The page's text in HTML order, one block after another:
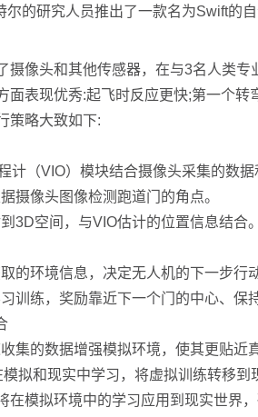
尔的研究人员推出了一款名为Swift的
摄像头和其他传感器，在与3名人类专
面表现优秀:起飞时反应更快;第一个
策略大致如下:
计（VIO）模块结合摄像头采集的数
摄像头图像检测跑道门的角点。
3D空间，与VIO估计的位置信息结合。
的环境信息，决定无人机的下一步行动
训练，奖励靠近下一个门的中心、保
集的数据增强模拟环境，使其更贴近
拟和现实中学习，将虚拟训练转移到
在模拟环境中的学习应用到现实世界